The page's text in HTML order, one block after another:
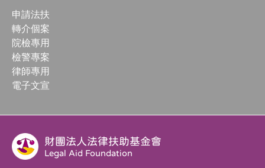
申請法扶
轉介個案
院檢專用
檢警專案
律師專用
電子文宣
財團法人法律扶助基金會
Legal Aid Foundation